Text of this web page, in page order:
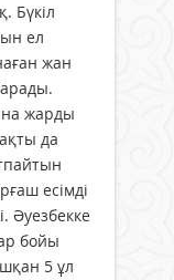
Бүкіл
ел
жан
жарды
да
есімді
Әуезбекке
бойы
5 ұл